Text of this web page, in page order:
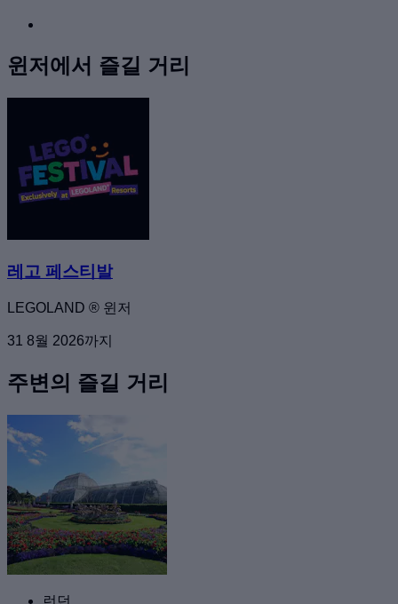
윈저에서 즐길 거리
레고 페스티발
LEGOLAND ® 윈저
31 8월 2026까지
주변의 즐길 거리